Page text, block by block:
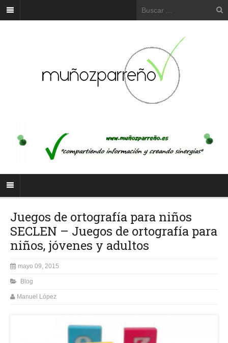
Juegos de ortografía para niños
SECLEN – Juegos de ortografía para
niños, jóvenes y adultos
mayo 09, 2015
Blog
Manuel López